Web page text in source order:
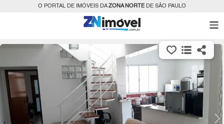
O PORTAL DE IMÓVEIS DAZONA NORTEDE SÃO PAULO